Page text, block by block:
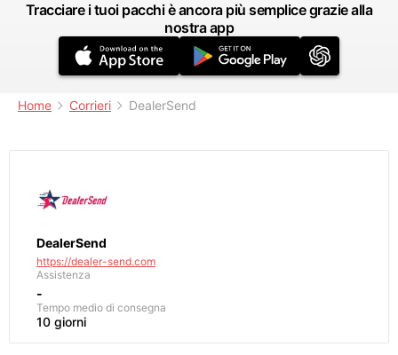
Tracciare i tuoi pacchi è ancora più semplice grazie alla
nostra app
Home Corrieri DealerSend
DealerSend
https://dealer-send.com
Assistenza
-
Tempo medio di consegna
10 giorni